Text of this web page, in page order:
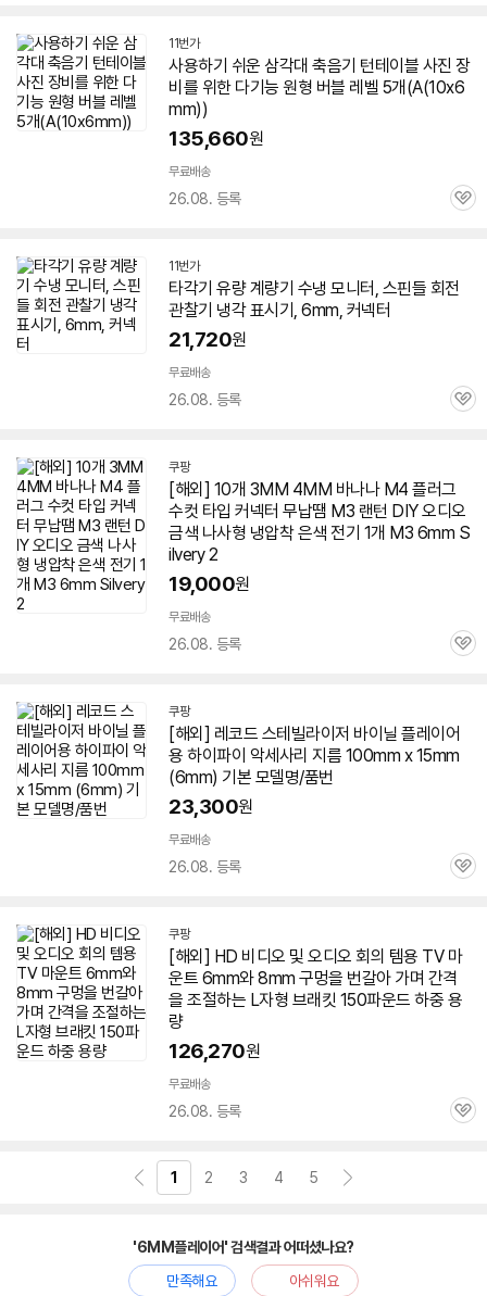
11번가
사용하기 쉬운 삼각대 축음기 턴테이블 사진 장
비를 위한 다기능 원형 버블 레벨 5개(A(10x6
mm))
135,660원
무료배송
26.08. 등록
관
11번가
타각기 유량 계량기 수냉 모니터, 스핀들 회전
관찰기 냉각 표시기, 6mm, 커넥터
21,720원
무료배송
26.08. 등록
관
쿠팡
[해외] 10개 3MM 4MM 바나나 M4 플러그
수컷 타입 커넥터 무납땜 M3 랜턴 DIY 오디오
금색 나사형 냉압착 은색 전기 1개 M3 6mm S
ilvery 2
19,000원
무료배송
26.08. 등록
관
쿠팡
[해외] 레코드 스테빌라이저 바이닐 플레이어
용 하이파이 악세사리 지름 100mm x 15mm
(6mm) 기본 모델명/품번
23,300원
무료배송
26.08. 등록
관
쿠팡
[해외] HD 비디오 및 오디오 회의 템용 TV 마
운트 6mm와 8mm 구멍을 번갈아 가며 간격
을 조절하는 L자형 브래킷 150파운드 하중 용
량
126,270원
무료배송
26.08. 등록
관
1 2 3 4 5
'6MM플레이어' 검색결과 어떠셨나요?
만족해요
아쉬워요